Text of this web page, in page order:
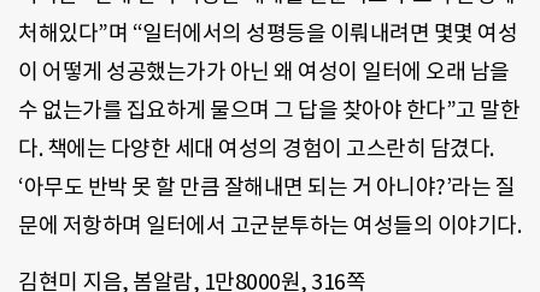
처해있다”며 “일터에서의 성평등을 이뤄내려면 몇몇 여성
이 어떻게 성공했는가가 아닌 왜 여성이 일터에 오래 남을
수 없는가를 집요하게 물으며 그 답을 찾아야 한다”고 말한
다. 책에는 다양한 세대 여성의 경험이 고스란히 담겼다.
‘아무도 반박 못 할 만큼 잘해내면 되는 거 아니야?’라는 질
문에 저항하며 일터에서 고군분투하는 여성들의 이야기다.
김현미 지음, 봄알람, 1만8000원, 316쪽